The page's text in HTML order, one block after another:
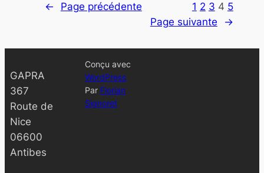
)
l
P
a
g
← Page précédente 1 2 3 4 5
Page suivante
→
GAPRA
367
Route de
Nice
06600
Antibes
Conçu avec
WordPress
Par Florian
Signoret